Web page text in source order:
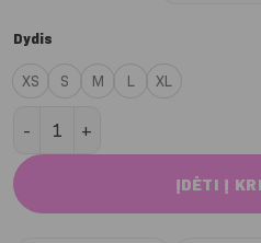
Dydis
XS S M L
XL
ĮDĖTI Į